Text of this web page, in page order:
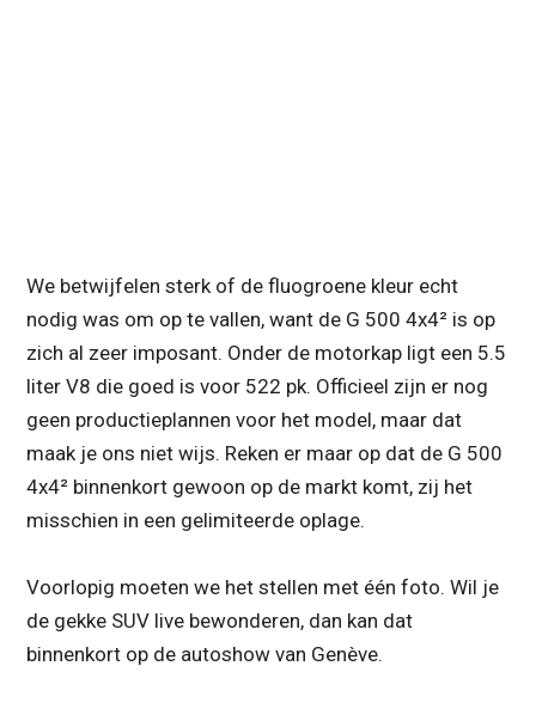
We betwijfelen sterk of de fluogroene kleur echt
nodig was om op te vallen, want de G 500 4x4² is op
zich al zeer imposant. Onder de motorkap ligt een 5.5
liter V8 die goed is voor 522 pk. Officieel zijn er nog
geen productieplannen voor het model, maar dat
maak je ons niet wijs. Reken er maar op dat de G 500
4x4² binnenkort gewoon op de markt komt, zij het
misschien in een gelimiteerde oplage.
Voorlopig moeten we het stellen met één foto. Wil je
de gekke SUV live bewonderen, dan kan dat
binnenkort op de autoshow van Genève.